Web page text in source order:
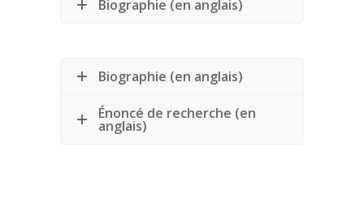
Biographie (en anglais)
Biographie (en anglais)
Énoncé de recherche (en
anglais)